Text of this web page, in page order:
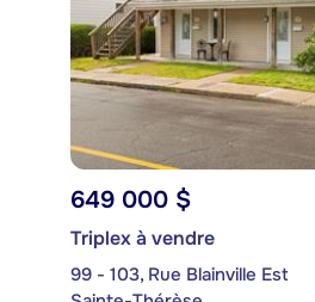
649 000 $
Triplex à vendre
99 - 103, Rue Blainville Est